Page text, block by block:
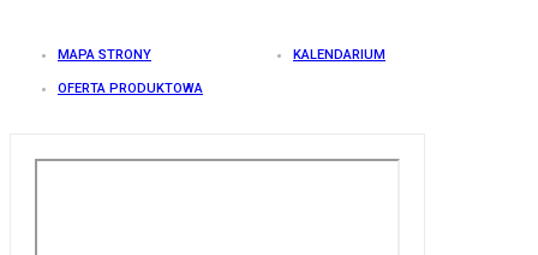
MAPA STRONY KALENDARIUM
OFERTA PRODUKTOWA